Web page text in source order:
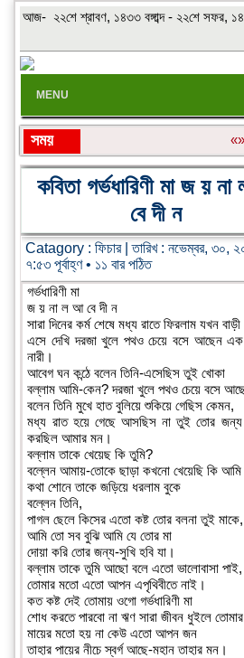
আজ- ২২শে শ্রাবণ, ১৪৩৩ বঙ্গাব্দ - ২২শে সফর,
MENU
সময়
শিরোনাম:
«»
কবিতা গর্ভধারিণী মা জ য়
বে দী ন
Catagory :ফিচার| তারিখ : নভেম্বর, ৩০,
৭:৫৩ পূর্বাহ্ণ • ১১ বার পঠিত
গর্ভধারিণী মা
জ য় না ল আ বে দী ন
সারা দিনের কর্ম শেষে মধ্য রাতে ফিরলাম যখন বাড়ী
এসে দেখি দরজা খুলে পথও চেয়ে বসে আছেন এক
নারী।
আবেগ ঘন কন্ঠে বলেন তিনি-এসেছিস তুই খোকা
বল্লাম আমি-কেন? দরজা খুলে পথও চেয়ে বসে
বলেন তিনি মুখে হাত বুলিয়ে শুকিয়ে গেছিস কেমন,
মধ্য রাত হয়ে গেছে আসছিস না তুই তোর জন্য
করছিল আমার মন।
বল্লাম তাকে খেয়েছ কি তুমি?
বল্লেন আমায়-তোকে ছাড়া কখনো খেয়েছি কি
কথা শোনে তাকে জড়িয়ে ধরলাম বুকে
বল্লেন তিনি,
পাগল ছেলে কিসের এতো কষ্ট তোর বলনা তুই মাকে,
আমি তো সব বুঝি আমি যে তোর মা
দোয়া করি তোর জন্য-সুখি হবি যা।
বল্লাম তাকে তুমি আছো বলে এতো ভালোবাসা পাই,
তোমার মতো এতো আপন এপৃথিবীতে নাই।
কত কষ্ট দেই তোমায় ওগো গর্ভধারিণী মা
শোধ করতে পারবো না ঋণ সারা জীবন ধুইলে
মায়ের মতো হয় না কেউ এতো আপন জন
তাহার পায়ের নীচে স্বর্গ আছে-মহান তাহার মন।